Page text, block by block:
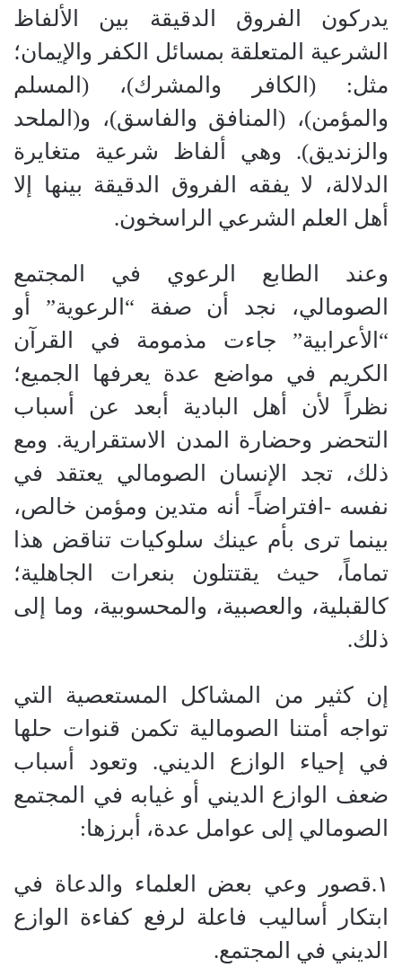
يدركون الفروق الدقيقة بين الألفاظ
الشرعية المتعلقة بمسائل الكفر والإيمان؛
مثل: (الكافر والمشرك)، (المسلم
والمؤمن)، (المنافق والفاسق)، و(الملحد
والزنديق). وهي ألفاظ شرعية متغايرة
الدلالة، لا يفقه الفروق الدقيقة بينها إلا
أهل العلم الشرعي الراسخون.
​وعند الطابع الرعوي في المجتمع
الصومالي، نجد أن صفة “الرعوية” أو
“الأعرابية” جاءت مذمومة في القرآن
الكريم في مواضع عدة يعرفها الجميع؛
نظراً لأن أهل البادية أبعد عن أسباب
التحضر وحضارة المدن الاستقرارية. ومع
ذلك، تجد الإنسان الصومالي يعتقد في
نفسه -افتراضاً- أنه متدين ومؤمن خالص،
بينما ترى بأم عينك سلوكيات تناقض هذا
تماماً، حيث يقتتلون بنعرات الجاهلية؛
كالقبلية، والعصبية، والمحسوبية، وما إلى
ذلك.
​إن كثير من المشاكل المستعصية التي
تواجه أمتنا الصومالية تكمن قنوات حلها
في إحياء الوازع الديني. وتعود أسباب
ضعف الوازع الديني أو غيابه في المجتمع
الصومالي إلى عوامل عدة، أبرزها:
١.​قصور وعي بعض العلماء والدعاة في
ابتكار أساليب فاعلة لرفع كفاءة الوازع
الديني في المجتمع.